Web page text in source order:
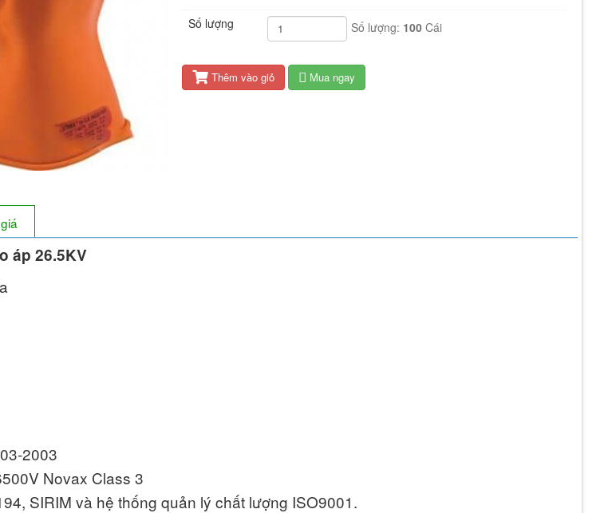
Tiêu chuẩn chất lượng: IEC 60903-2003
Số lượng Số lượng: 100 Cái
Thêm vào giỏ Mua ngay
áp 26.5KV
2003
Novax Class 3
SIRIM và hệ thống quản lý chất lượng ISO9001.